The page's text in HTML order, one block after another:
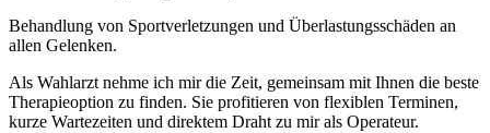
Behandlung von Sportverletzungen und Überlastungsschäden an
allen Gelenken.
Als Wahlarzt nehme ich mir die Zeit, gemeinsam mit Ihnen die beste
Therapieoption zu finden. Sie profitieren von flexiblen Terminen,
kurze Wartezeiten und direktem Draht zu mir als Operateur.